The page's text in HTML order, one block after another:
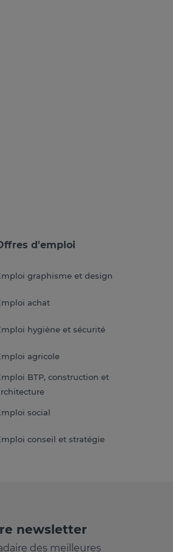
d'emploi
graphisme et design
achat
hygiène et sécurité
agricole
BTP, construction et
social
conseil et stratégie
newsletter
des meilleures